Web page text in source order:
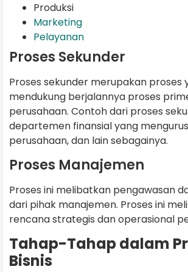
Produksi
Marketing
Pelayanan
Proses Sekunder
Proses sekunder merupakan proses
mendukung berjalannya proses
perusahaan. Contoh dari proses
departemen finansial yang
perusahaan, dan lain sebagainya.
Proses Manajemen
Proses ini melibatkan pengawasan
dari pihak manajemen. Proses ini
rencana strategis dan operasional
Tahap-Tahap dalam
Bisnis